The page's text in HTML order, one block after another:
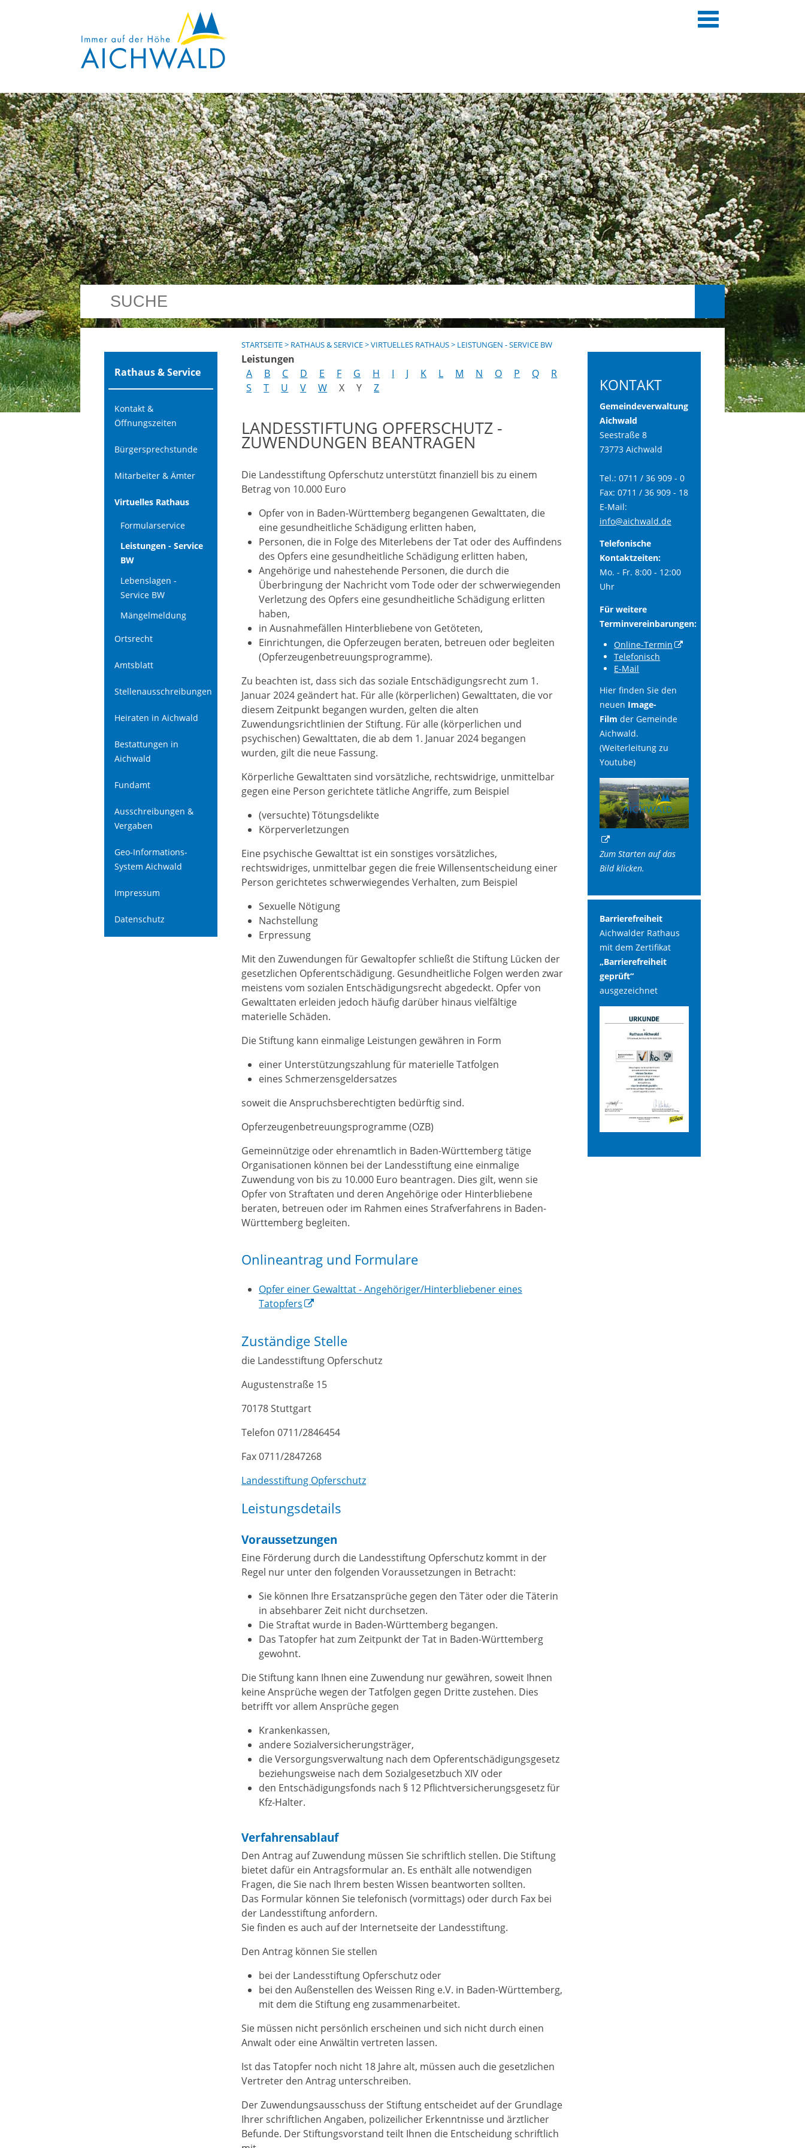
Rathaus & Service
Kontakt &
Öffnungszeiten
Bürgersprechstunde
Mitarbeiter & Ämter
Virtuelles Rathaus
Formularservice
Leistungen - Service
BW
Lebenslagen -
Service BW
Mängelmeldung
Ortsrecht
Amtsblatt
Stellenausschreibungen
Heiraten in Aichwald
Bestattungen in
Aichwald
Fundamt
Ausschreibungen &
Vergaben
Geo-Informations-
System Aichwald
Impressum
Datenschutz
STARTSEITE> RATHAUS & SERVICE>VIRTUELLES RATHAUS> LEISTUNGEN - SERVICE BW
Leistungen
A
B C D E F G H I J K L M N O P Q
R
S
T U V W X Y Z
LANDESSTIFTUNG OPFERSCHUTZ -
ZUWENDUNGEN BEANTRAGEN
Die Landesstiftung Opferschutz unterstützt finanziell bis zu einem
Betrag von 10.000 Euro
Opfer von in Baden-Württemberg begangenen Gewalttaten, die
eine gesundheitliche Schädigung erlitten haben,
Personen, die in Folge des Miterlebens der Tat oder des Auffindens
des Opfers eine gesundheitliche Schädigung erlitten haben,
Angehörige und nahestehende Personen, die durch die
Überbringung der Nachricht vom Tode oder der schwerwiegenden
Verletzung des Opfers eine gesundheitliche Schädigung erlitten
haben,
in Ausnahmefällen Hinterbliebene von Getöteten,
Einrichtungen, die Opferzeugen beraten, betreuen oder begleiten
(Opferzeugenbetreuungsprogramme).
Zu beachten ist, dass sich das soziale Entschädigungsrecht zum 1.
Januar 2024 geändert hat. Für alle (körperlichen) Gewalttaten, die vor
diesem Zeitpunkt begangen wurden, gelten die alten
Zuwendungsrichtlinien der Stiftung. Für alle (körperlichen und
psychischen) Gewalttaten, die ab dem 1. Januar 2024 begangen
wurden, gilt die neue Fassung.
Körperliche Gewalttaten sind vorsätzliche, rechtswidrige, unmittelbar
gegen eine Person gerichtete tätliche Angriffe, zum Beispiel
(versuchte) Tötungsdelikte
Körperverletzungen
Eine psychische Gewalttat ist ein sonstiges vorsätzliches,
rechtswidriges, unmittelbar gegen die freie Willensentscheidung einer
Person gerichtetes schwerwiegendes Verhalten, zum Beispiel
Sexuelle Nötigung
Nachstellung
Erpressung
Mit den Zuwendungen für Gewaltopfer schließt die Stiftung Lücken der
gesetzlichen Opferentschädigung. Gesundheitliche Folgen werden zwar
meistens vom sozialen Entschädigungsrecht abgedeckt. Opfer von
Gewalttaten erleiden jedoch häufig darüber hinaus vielfältige
materielle Schäden.
Die Stiftung kann einmalige Leistungen gewähren in Form
einer Unterstützungszahlung für materielle Tatfolgen
eines Schmerzensgeldersatzes
soweit die Anspruchsberechtigten bedürftig sind.
Opferzeugenbetreuungsprogramme (OZB)
Gemeinnützige oder ehrenamtlich in Baden-Württemberg tätige
Organisationen können bei der Landesstiftung eine einmalige
Zuwendung von bis zu 10.000 Euro beantragen. Dies gilt, wenn sie
Opfer von Straftaten und deren Angehörige oder Hinterbliebene
beraten, betreuen oder im Rahmen eines Strafverfahrens in Baden-
Württemberg begleiten.
Onlineantrag und Formulare
Opfer einer Gewalttat - Angehöriger/Hinterbliebener eines
Tatopfers
Zuständige Stelle
die Landesstiftung Opferschutz
Augustenstraße 15
70178 Stuttgart
Telefon 0711/2846454
Fax 0711/2847268
Landesstiftung Opferschutz
Leistungsdetails
Voraussetzungen
Eine Förderung durch die Landesstiftung Opferschutz kommt in der
Regel nur unter den folgenden Voraussetzungen in Betracht:
Sie können Ihre Ersatzansprüche gegen den Täter oder die Täterin
in absehbarer Zeit nicht durchsetzen.
Die Straftat wurde in Baden-Württemberg begangen.
Das Tatopfer hat zum Zeitpunkt der Tat in Baden-Württemberg
gewohnt.
Die Stiftung kann Ihnen eine Zuwendung nur gewähren, soweit Ihnen
keine Ansprüche wegen der Tatfolgen gegen Dritte zustehen. Dies
betrifft vor allem Ansprüche gegen
Krankenkassen,
andere Sozialversicherungsträger,
die Versorgungsverwaltung nach dem Opferentschädigungsgesetz
beziehungsweise nach dem Sozialgesetzbuch XIV oder
den Entschädigungsfonds nach § 12 Pflichtversicherungsgesetz für
Kfz-Halter.
Verfahrensablauf
Den Antrag auf Zuwendung müssen Sie schriftlich stellen. Die Stiftung
bietet dafür ein Antragsformular an. Es enthält alle notwendigen
Fragen, die Sie nach Ihrem besten Wissen beantworten sollten.
Das Formular können Sie telefonisch (vormittags) oder durch Fax bei
der Landesstiftung anfordern.
Sie finden es auch auf der Internetseite der Landesstiftung.
Den Antrag können Sie stellen
bei der Landesstiftung Opferschutz oder
bei den Außenstellen des Weissen Ring e.V. in Baden-Württemberg,
mit dem die Stiftung eng zusammenarbeitet.
Sie müssen nicht persönlich erscheinen und sich nicht durch einen
Anwalt oder eine Anwältin vertreten lassen.
Ist das Tatopfer noch nicht 18 Jahre alt, müssen auch die gesetzlichen
Vertreter den Antrag unterschreiben.
Der Zuwendungsausschuss der Stiftung entscheidet auf der Grundlage
Ihrer schriftlichen Angaben, polizeilicher Erkenntnisse und ärztlicher
Befunde. Der Stiftungsvorstand teilt Ihnen die Entscheidung schriftlich
KONTAKT
Gemeindeverwaltung
Aichwald
Seestraße 8
73773 Aichwald
Tel.: 0711 / 36 909 - 0
Fax: 0711 / 36 909 - 18
E-Mail:
info@aichwald.de
Telefonische
Kontaktzeiten:
Mo. - Fr. 8:00 - 12:00
Uhr
Für weitere
Terminvereinbarungen:
Online-Termin
Telefonisch
E-Mail
Hier finden Sie den
neuen Image-
Film der Gemeinde
Aichwald.
(Weiterleitung zu
Youtube)
Zum Starten auf das
Bild klicken.
Barrierefreiheit
Aichwalder Rathaus
mit dem Zertifikat
„Barrierefreiheit
geprüft“
ausgezeichnet